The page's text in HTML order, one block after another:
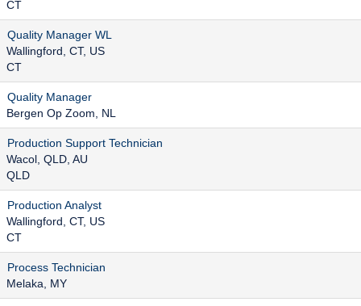
CT
Quality Manager WL
Wallingford, CT, US
CT
Quality Manager
Bergen Op Zoom, NL
Production Support Technician
Wacol, QLD, AU
QLD
Production Analyst
Wallingford, CT, US
CT
Process Technician
Melaka, MY